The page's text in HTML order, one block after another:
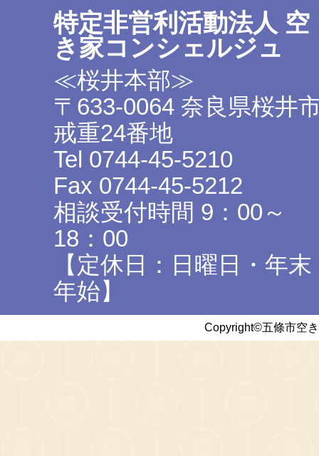
特定非営利活動法人 空
き家コンシェルジュ
≪桜井本部≫
〒633-0064 奈良県桜井
戒重24番地
Tel 0744-45-5210
Fax 0744-45-5212
相談受付時間 9：00～
18：00
【定休日：日曜日・年末
年始】
Copyright©五條市空